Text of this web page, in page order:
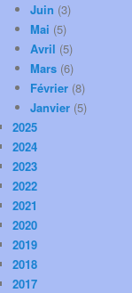
Juin (3)
Mai (5)
Avril (5)
Mars (6)
Février (8)
Janvier (5)
2025
2024
2023
2022
2021
2020
2019
2018
2017